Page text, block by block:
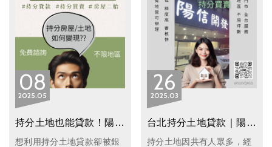
核重點，協助您找到最合適
的資金解決方案。
08
05
2025
持分土地也能貸款！陽信開發專辦持分土地貸款，快速靈活、全台服務
想利用持分土地貸款卻被銀
2603
2025
台北持分土地貸款｜陽信開發助您靈活變現，不受共有人限制！
持分土地因共有人眾多，經